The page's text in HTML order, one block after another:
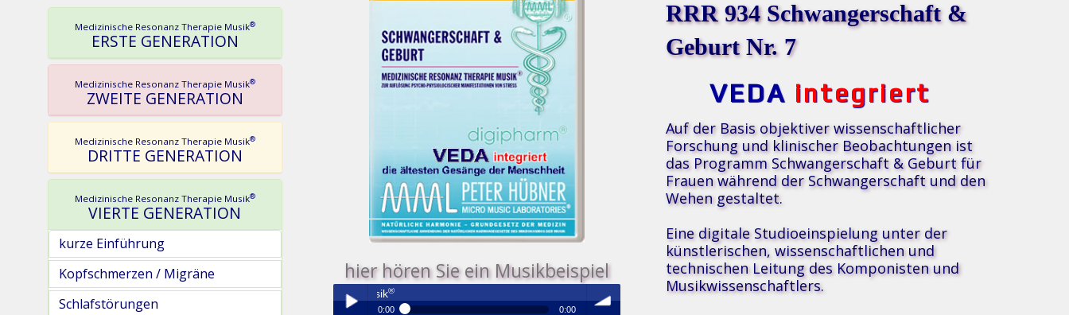
Medizinische Resonanz Therapie Musik®
ERSTE GENERATION
Medizinische Resonanz Therapie Musik®
ZWEITE GENERATION
Medizinische Resonanz Therapie Musik®
DRITTE GENERATION
Medizinische Resonanz Therapie Musik®
VIERTE GENERATION
kurze Einführung
Kopfschmerzen / Migräne
Schlafstörungen
hier hören Sie ein Musikbeispiel
Medizinische Resonanz Therapie Musik®
0:00 0:00
RRR 934 Schwangerschaft &
Geburt Nr. 7
VEDA integriert
Auf der Basis objektiver wissenschaftlicher
Forschung und klinischer Beobachtungen ist
das Programm Schwangerschaft & Geburt für
Frauen während der Schwangerschaft und den
Wehen gestaltet.
Eine digitale Studioeinspielung unter der
künstlerischen, wissenschaftlichen und
technischen Leitung des Komponisten und
Musikwissenschaftlers.